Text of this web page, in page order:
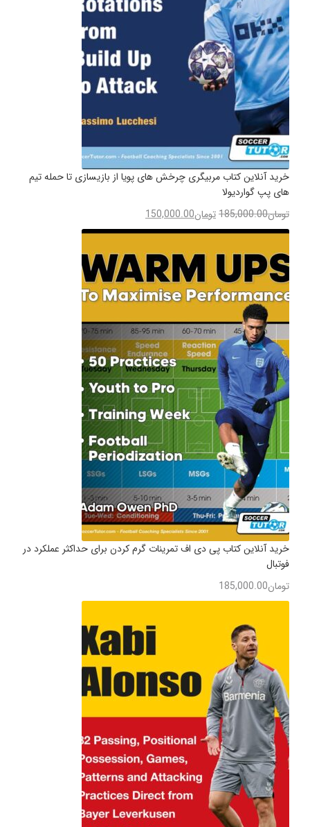
خرید آنلاین کتاب مربیگری چرخش های پویا از بازیسازی تا حمله تیم
های پپ گواردیولا
تومان185,000.00تومان150,000.00
خرید آنلاین کتاب پی دی اف تمرینات گرم کردن برای حداکثر عملکرد در
فوتبال
تومان185,000.00